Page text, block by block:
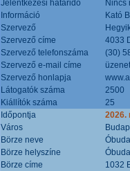
Jelentkezési határidő
Nincs
Információ
Kató
Szervező
Szervező címe
4033
Szervező telefonszáma
(30)
Szervező e-mail címe
Szervező honlapja
Látogatók száma
2500
Kiállítók száma
25
Időpontja
2026.
Város
Börze neve
Börze helyszíne
Börze címe
1032